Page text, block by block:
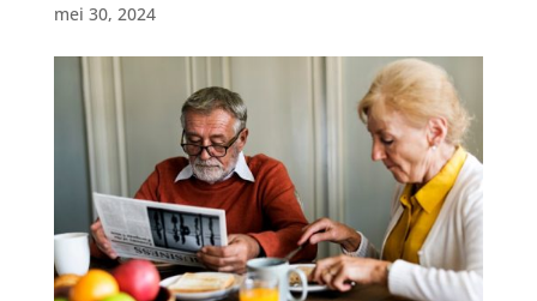
mei 30, 2024